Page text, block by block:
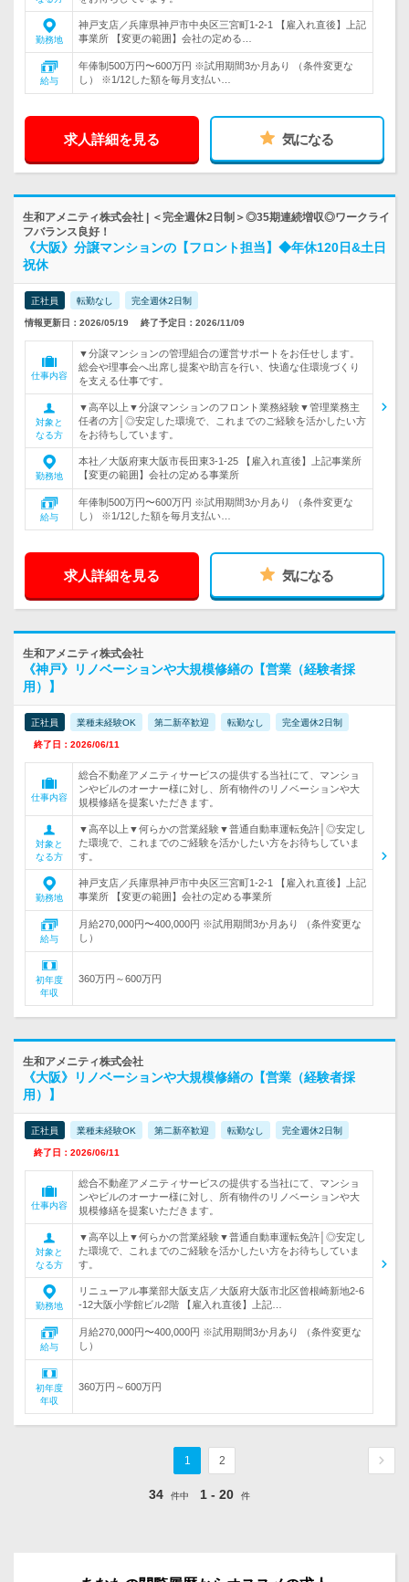
勤務地
神戸支店／兵庫県神戸市中央区三宮町1-2-1 【雇入れ直後】上記
事業所 【変更の範囲】会社の定める…
給与
年俸制500万円〜600万円 ※試用期間3か月あり （条件変更な
し） ※1/12した額を毎月支払い…
求人詳細を見る 気になる
生和アメニティ株式会社 | ＜完全週休2日制＞◎35期連続増収◎ワークライ
フバランス良好！
《大阪》分譲マンションの【フロント担当】◆年休120日&土日
祝休
正社員 転勤なし 完全週休2日制
情報更新日：2026/05/19 終了予定日：2026/11/09
仕事内容
▼分譲マンションの管理組合の運営サポートをお任せします。
総会や理事会へ出席し提案や助言を行い、快適な住環境づくり
を支える仕事です。
対象と
なる方
▼高卒以上▼分譲マンションのフロント業務経験▼管理業務主
任者の方│◎安定した環境で、これまでのご経験を活かしたい方
をお待ちしています。
勤務地
本社／大阪府東大阪市長田東3-1-25 【雇入れ直後】上記事業所
【変更の範囲】会社の定める事業所
給与
年俸制500万円〜600万円 ※試用期間3か月あり （条件変更な
し） ※1/12した額を毎月支払い…
求人詳細を見る 気になる
生和アメニティ株式会社
《神戸》リノベーションや大規模修繕の【営業（経験者採
用）】
正社員 業種未経験OK 第二新卒歓迎 転勤なし 完全週休2日制
終了日：2026/06/11
仕事内容
総合不動産アメニティサービスの提供する当社にて、マンショ
ンやビルのオーナー様に対し、所有物件のリノベーションや大
規模修繕を提案いただきます。
対象と
なる方
▼高卒以上▼何らかの営業経験▼普通自動車運転免許│◎安定し
た環境で、これまでのご経験を活かしたい方をお待ちしていま
す。
勤務地
神戸支店／兵庫県神戸市中央区三宮町1-2-1 【雇入れ直後】上記
事業所 【変更の範囲】会社の定める事業所
給与
月給270,000円〜400,000円 ※試用期間3か月あり （条件変更な
し）
初年度
年収
360万円～600万円
生和アメニティ株式会社
《大阪》リノベーションや大規模修繕の【営業（経験者採
用）】
正社員 業種未経験OK 第二新卒歓迎 転勤なし 完全週休2日制
終了日：2026/06/11
仕事内容
総合不動産アメニティサービスの提供する当社にて、マンショ
ンやビルのオーナー様に対し、所有物件のリノベーションや大
規模修繕を提案いただきます。
対象と
なる方
▼高卒以上▼何らかの営業経験▼普通自動車運転免許│◎安定し
た環境で、これまでのご経験を活かしたい方をお待ちしていま
す。
勤務地
リニューアル事業部大阪支店／大阪府大阪市北区曾根崎新地2-6
-12大阪小学館ビル2階 【雇入れ直後】上記…
給与
月給270,000円〜400,000円 ※試用期間3か月あり （条件変更な
し）
初年度
年収
360万円～600万円
1 2
34 件中 1 - 20 件